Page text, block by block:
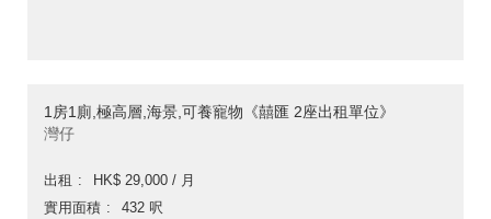
1房1廁,極高層,海景,可養寵物《囍匯 2座出租單位》
灣仔
出租
HK$ 29,000 / 月
實用面積
432 呎